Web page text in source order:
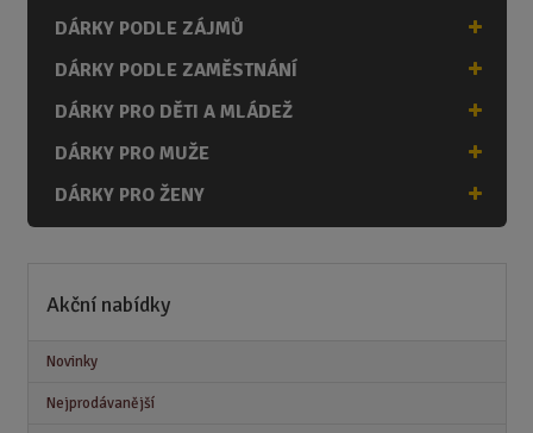
DÁRKY PODLE ZÁJMŮ
DÁRKY PODLE ZAMĚSTNÁNÍ
DÁRKY PRO DĚTI A MLÁDEŽ
DÁRKY PRO MUŽE
DÁRKY PRO ŽENY
Akční nabídky
Novinky
Nejprodávanější